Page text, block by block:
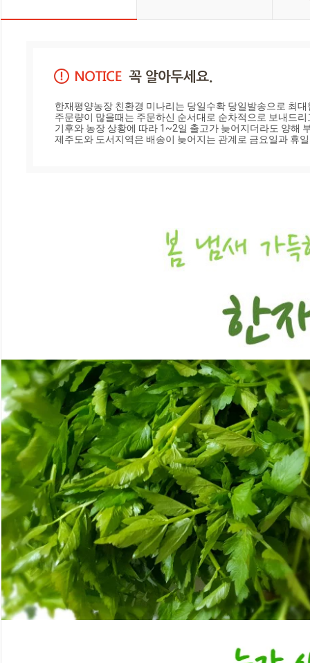
한재평양농장 친환경 미나리는 당일수확 당일발송으로 최
주문량이 많을때는 주문하신 순서대로 순차적으로 보내드리
기후와 농장 상황에 따라 1~2일 출고가 늦어지더라도 양해
제주도와 도서지역은 배송이 늦어지는 관계로 금요일과 휴